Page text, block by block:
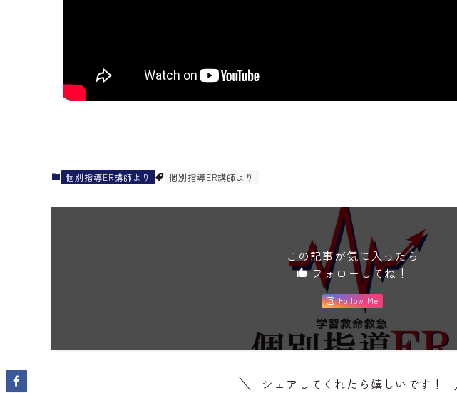
個別指導ER講師より 個別指導ER講師より
この記事が気に入ったら
フォローしてね！
Follow Me
シェアしてくれたら嬉しいです！